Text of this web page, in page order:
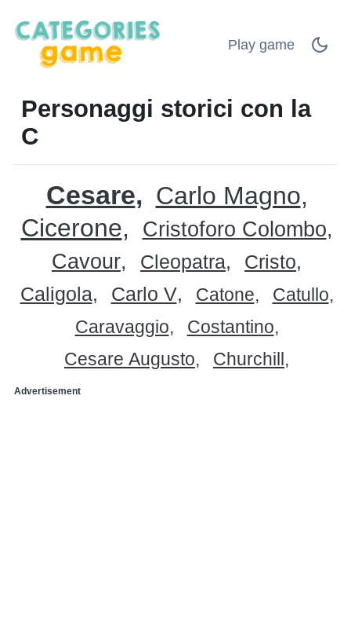
Play game
Personaggi storici con la
C
Cesare
Carlo Magno
Cicerone
Cristoforo Colombo
Cavour
Cleopatra
Cristo
Caligola
Carlo V Catone
Catullo
Caravaggio
Costantino
Cesare Augusto
Churchill
Advertisement